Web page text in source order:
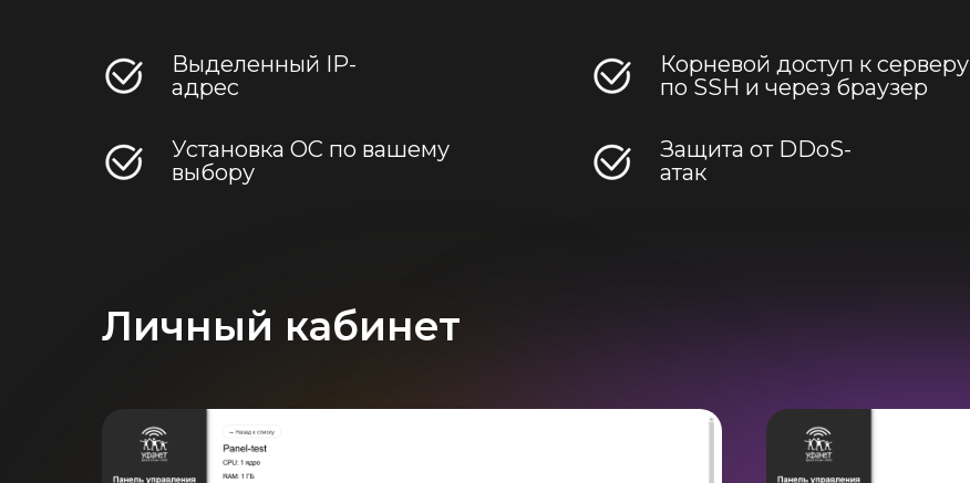
Личный кабинет
Выделенный IP-
адрес
Установка ОС по вашему
выбору
Корневой доступ к серверу
по SSH и через браузер
Защита от DDoS-
атак